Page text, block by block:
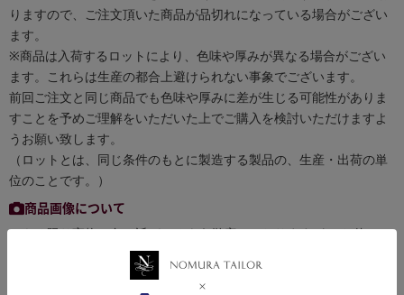
りますので、ご注文頂いた商品が品切れになっている場合がござい
ます。
※商品は入荷するロットにより、色味や厚みが異なる場合がござい
ます。これらは生産の都合上避けられない事象でございます。
前回ご注文と同じ商品でも色味や厚みに差が生じる可能性がありま
すことを予めご理解をいただいた上でご購入を検討いただけますよ
うお願い致します。
（ロットとは、同じ条件のもとに製造する製品の、生産・出荷の単
位のことです。）
商品画像について
できる限り実物の色に近づけるよう徹底しておりますが、 お使いの
環境（モニターの画面設定やブラウザ等）、お部屋の照明等により
実際の商品と色味が異なる場合がございます。予めご了承くださ